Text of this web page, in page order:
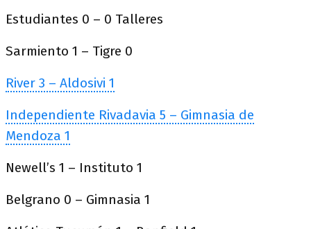
Estudiantes 0 – 0 Talleres
Sarmiento 1 – Tigre 0
River 3 – Aldosivi 1
Independiente Rivadavia 5 – Gimnasia de
Mendoza 1
Newell’s 1 – Instituto 1
Belgrano 0 – Gimnasia 1